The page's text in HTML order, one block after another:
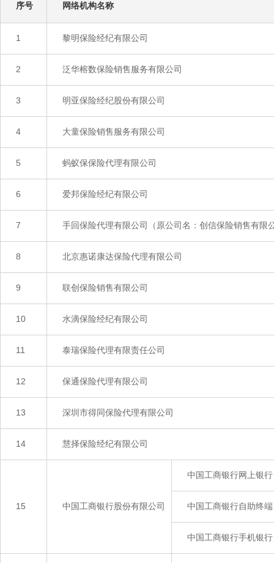
序号 网络机构名称
1 黎明保险经纪有限公司
2 泛华榕数保险销售服务有限公司
3 明亚保险经纪股份有限公司
4 大童保险销售服务有限公司
5 蚂蚁保保险代理有限公司
6 爱邦保险经纪有限公司
7 手回保险代理有限公司（原公司名：创信保险销售有限
8 北京惠诺康达保险代理有限公司
9 联创保险销售有限公司
10 水滴保险经纪有限公司
11 泰瑞保险代理有限责任公司
12 保通保险代理有限公司
13 深圳市得同保险代理有限公司
14 慧择保险经纪有限公司
15 中国工商银行股份有限公司
中国工商银行网上银行
中国工商银行自助终端
中国工商银行手机银行